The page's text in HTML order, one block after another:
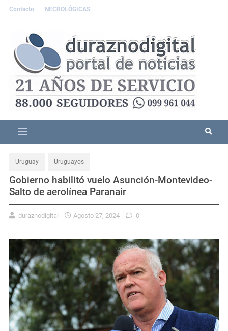
Contacto NECROLÓGICAS
Uruguay Uruguayos
Gobierno habilitó vuelo Asunción-Montevideo-
Salto de aerolínea Paranair
duraznodigital Agosto 27, 2024 0